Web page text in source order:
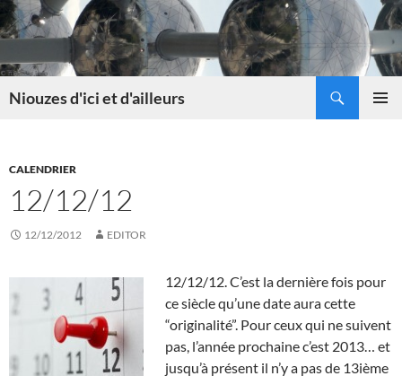
Skip
to
Niouzes d'ici et d'ailleurs
CALENDRIER
12/12/12
12/12/2012 EDITOR
12/12/12. C’est la dernière fois pour
ce siècle qu’une date aura cette
“originalité”. Pour ceux qui ne suivent
pas, l’année prochaine c’est 2013… et
jusqu’à présent il n’y a pas de 13ième